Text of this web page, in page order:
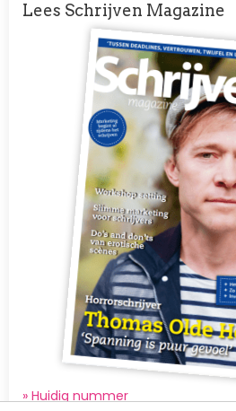
Lees Schrijven Magazine
Afbeelding
» Huidig nummer